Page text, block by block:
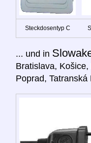
Steckdosentyp C
... und in
Bratislava,
Poprad,